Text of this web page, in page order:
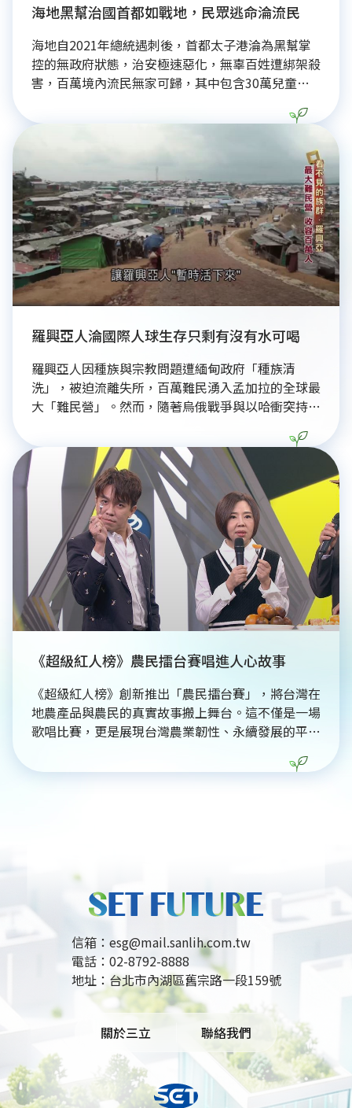
海地黑幫治國首都如戰地，民眾逃命淪流民
海地自2021年總統遇刺後，首都太子港淪為黑幫掌
控的無政府狀態，治安極速惡化，無辜百姓遭綁架殺
害，百萬境內流民無家可歸，其中包含30萬兒童，
醫療系統受阻等困境，《消失的國界》團隊攜手世界
小額資金助創業、零售技能培訓及建立借貸機制，旨
在解決失業、消除貧窮與終結飢餓。同時，透過教育
提升識字率、傳達正確飲食觀念，並提供淨水設備改
善衛生，最終目標是協助海地人民自給自足，擺脫對
外依賴。
羅興亞人淪國際人球生存只剩有沒有水可喝
羅興亞人因種族與宗教問題遭緬甸政府「種族清
洗」，被迫流離失所，百萬難民湧入孟加拉的全球最
大「難民營」。然而，隨著烏俄戰爭與以哈衝突持
臨糧食與醫療資源逐年減少，幼童發育遲緩問題嚴
重。他們不僅無法歸國，連地主國孟加拉也不願其長
期居留，淪為「國際人球」。《消失的國界》團隊深
入直擊，發現他們生活條件極差，每日僅為「水」奔
波，每月僅獲10美元補貼，營養不良普遍。這場人
道危機不僅是單一民族悲歌，更考驗國際社會能否落
實聯合國永續發展目標，建立穩定的支援體系。此深
入報導更獲卓越新聞獎提名，凸顯其重要性。
《超級紅人榜》農民擂台賽唱進人心故事
《超級紅人榜》創新推出「農民擂台賽」，將台灣在
地農產品與農民的真實故事搬上舞台。這不僅是一場
歌唱比賽，更是展現台灣農業韌性、永續發展的平
目中透過介紹高雄那瑪夏紅烏龍、屏東林邊蓮霧及新
信箱： esg@mail.sanlih.com.tw
電話： 02-8792-8888
地址： 台北市內湖區舊宗路一段159號
關於三立 聯絡我們